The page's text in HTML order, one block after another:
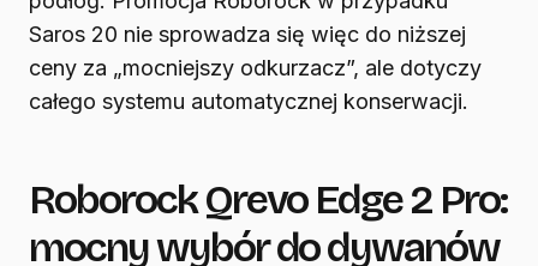
Saros 20 nie sprowadza się więc do niższej
ceny za „mocniejszy odkurzacz”, ale dotyczy
całego systemu automatycznej konserwacji.
Roborock Qrevo Edge 2 Pro:
mocny wybór do dywanów